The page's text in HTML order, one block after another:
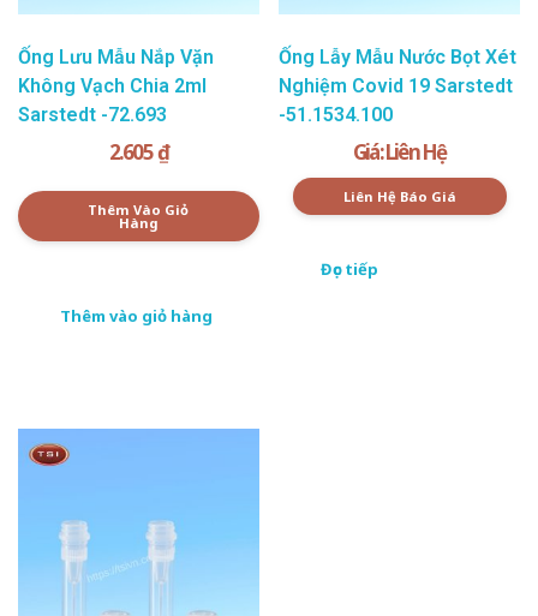
Ống Lưu Mẫu Nắp Vặn
Không Vạch Chia 2ml
Sarstedt -72.693
2.605₫
Thêm Vào Giỏ
Hàng
Thêm vào giỏ hàng
Ống Lẫy Mẫu Nước Bọt Xét
Nghiệm Covid 19 Sarstedt
-51.1534.100
Giá: Liên Hệ
Liên Hệ Báo Giá
Đọc tiếp